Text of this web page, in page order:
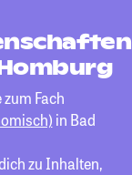
Fach
in Bad
zu Inhalten,